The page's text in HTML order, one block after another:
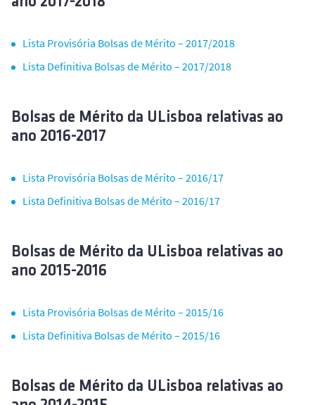
Lista Provisória Bolsas de Mérito – 2017/2018
Lista Definitiva Bolsas de Mérito – 2017/2018
Bolsas de Mérito da ULisboa relativas ao
ano 2016-2017
Lista Provisória Bolsas de Mérito – 2016/17
Lista Definitiva Bolsas de Mérito – 2016/17
Bolsas de Mérito da ULisboa relativas ao
ano 2015-2016
Lista Provisória Bolsas de Mérito – 2015/16
Lista Definitiva Bolsas de Mérito – 2015/16
Bolsas de Mérito da ULisboa relativas ao